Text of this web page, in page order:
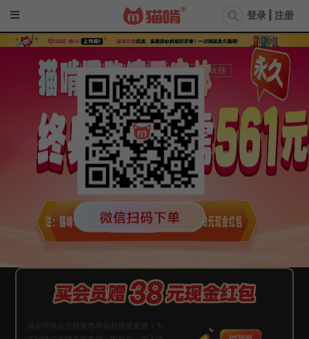
登录 | 注册
演示字体会员猫友尊享福利再度来袭！为